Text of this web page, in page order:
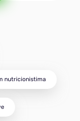
nutricionistima